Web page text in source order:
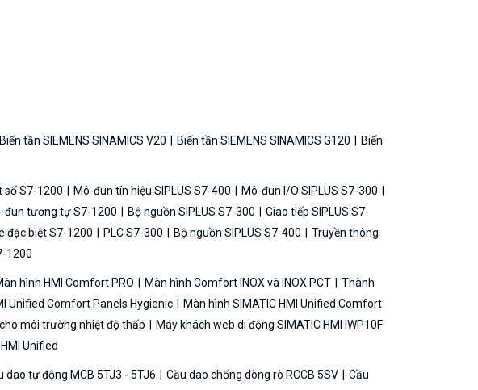
Biến tần SIEMENS SINAMICS V20 Biến tần SIEMENS SINAMICS G120
Biến
số S7-1200 Mô-đun tín hiệu SIPLUS S7-400
Mô-đun I/O SIPLUS S7-300
đun tương tự S7-1200 Bộ nguồn SIPLUS S7-300
Giao tiếp SIPLUS S7-
đặc biệt S7-1200 PLC S7-300 Bộ nguồn SIPLUS S7-400
Truyền thông
1200
hình HMI Comfort PRO Màn hình Comfort INOX và INOX PCT
Thành
Unified Comfort Panels Hygienic
Màn hình SIMATIC HMI Unified Comfort
môi trường nhiệt độ thấp
Máy khách web di động SIMATIC HMI IWP10F
Unified
dao tự động MCB 5TJ3 - 5TJ6 Cầu dao chống dòng rò RCCB 5SV
Cầu